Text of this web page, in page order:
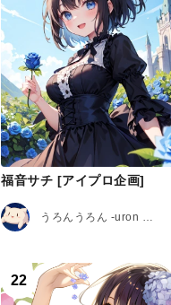
福音サチ [アイプロ企画]
うろんうろん -uron uron-
22